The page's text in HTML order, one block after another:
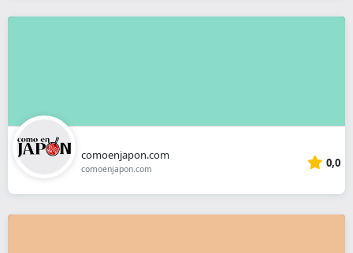
comoenjapon.com
comoenjapon.com 0,0